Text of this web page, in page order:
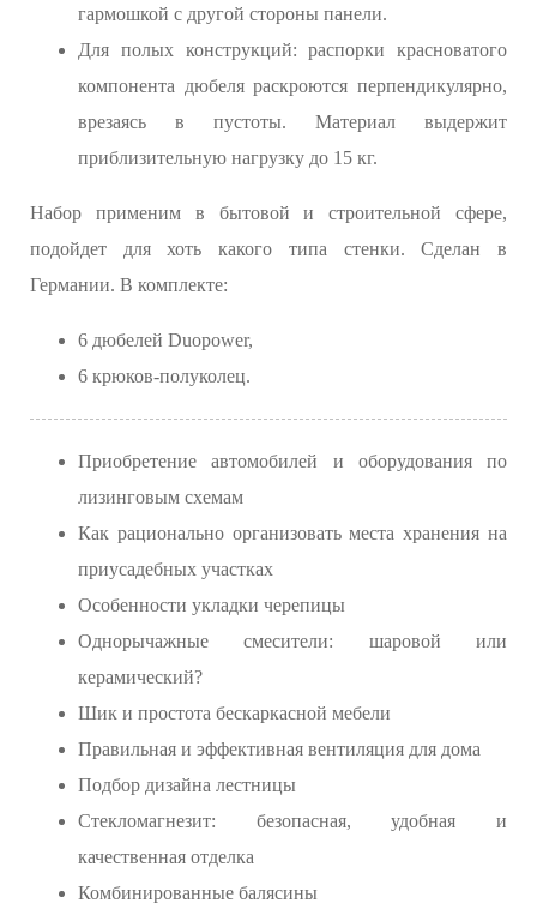
гармошкой с другой стороны панели.
Для полых конструкций: распорки красноватого
компонента дюбеля раскроются перпендикулярно,
врезаясь в пустоты. Материал выдержит
приблизительную нагрузку до 15 кг.
Набор применим в бытовой и строительной сфере,
подойдет для хоть какого типа стенки. Сделан в
Германии. В комплекте:
6 дюбелей Duopower,
6 крюков-полуколец.
Приобретение автомобилей и оборудования по
лизинговым схемам
Как рационально организовать места хранения на
приусадебных участках
Особенности укладки черепицы
Однорычажные смесители: шаровой или
керамический?
Шик и простота бескаркасной мебели
Правильная и эффективная вентиляция для дома
Подбор дизайна лестницы
Стекломагнезит: безопасная, удобная и
качественная отделка
Комбинированные балясины